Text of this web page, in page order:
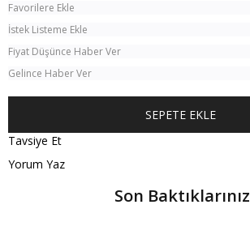
Favorilere Ekle
İstek Listeme Ekle
Fiyat Düşünce Haber Ver
Gelince Haber Ver
Tavsiye Et
Yorum Yaz
Son Baktıklarınız